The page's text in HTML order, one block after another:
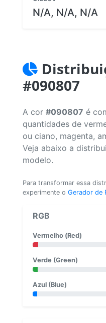
N/A, N/A, N/A
#090807
A cor #090807 é
quantidades de
ou ciano, magenta,
Veja abaixo a
modelo.
Para transformar essa
experimente o Gerador de
RGB
Vermelho (Red)
Verde (Green)
Azul (Blue)